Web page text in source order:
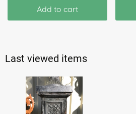
Add to cart
Last viewed items